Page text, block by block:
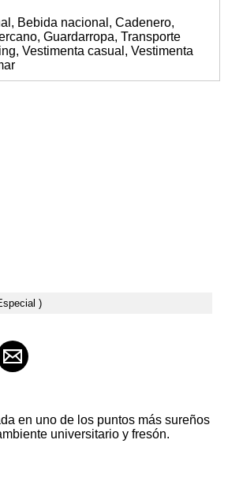
Bebida nacional, Cadenero,
Guardarropa, Transporte
Vestimenta casual, Vestimenta
)
en uno de los puntos más sureños
universitario y fresón.